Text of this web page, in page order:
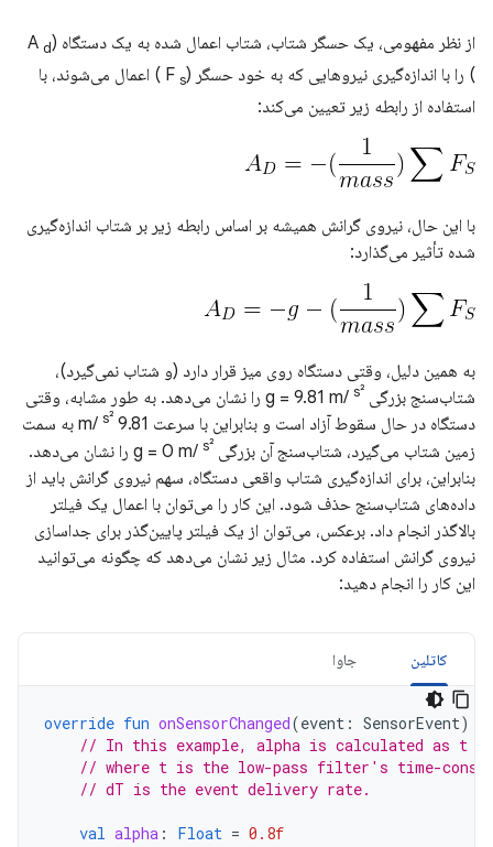
از نظر مفهومی، یک حسگر شتاب، شتاب اعمال شده به یک دستگاه (Ad
) را با اندازه‌گیری نیروهایی که به خود حسگر (Fs
) اعمال می‌شوند، با
استفاده از رابطه زیر تعیین می‌کند:
با این حال، نیروی گرانش همیشه بر اساس رابطه زیر بر شتاب اندازه‌گیری
شده تأثیر می‌گذارد:
به همین دلیل، وقتی دستگاه روی میز قرار دارد (و شتاب نمی‌گیرد)،
شتاب‌سنج بزرگی g = 9.81 m/ s²
را نشان می‌دهد. به طور مشابه، وقتی
دستگاه در حال سقوط آزاد است و بنابراین با سرعت 9.81 m/
s²
به سمت
زمین شتاب می‌گیرد، شتاب‌سنج آن بزرگی g = 0 m/ s²
را نشان می‌دهد.
بنابراین، برای اندازه‌گیری شتاب واقعی دستگاه، سهم نیروی گرانش باید از
داده‌های شتاب‌سنج حذف شود. این کار را می‌توان با اعمال یک فیلتر
بالاگذر انجام داد. برعکس، می‌توان از یک فیلتر پایین‌گذر برای جداسازی
نیروی گرانش استفاده کرد. مثال زیر نشان می‌دهد که چگونه می‌توانید
این کار را انجام دهید:
کاتلین جاوا
override fun onSensorChanged(event : SensorEvent)
// In this example, alpha is calculated as t
// where t is the low-pass filter's time-
// dT is the event delivery rate.
val alpha : Float = 0.8f